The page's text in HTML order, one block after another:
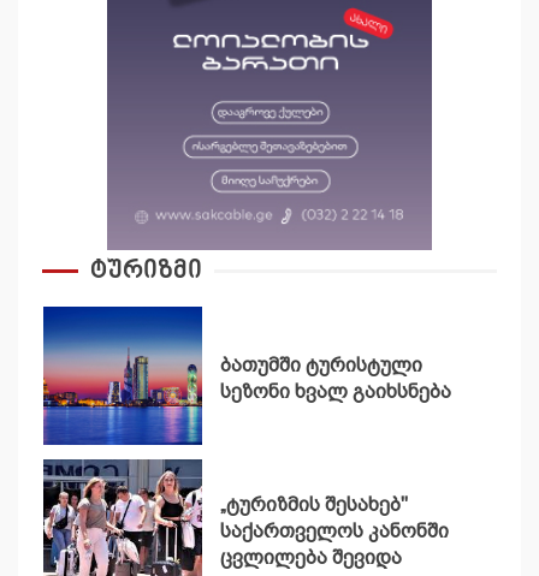
ტურიზმი
ბათუმში ტურისტული
სეზონი ხვალ გაიხსნება
„ტურიზმის შესახებ"
საქართველოს კანონში
ცვლილება შევიდა